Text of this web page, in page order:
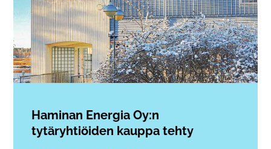
Haminan Energia Oy:n
tytäryhtiöiden kauppa tehty